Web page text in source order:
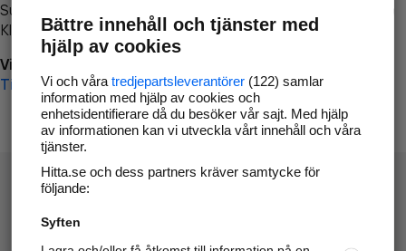
Surfa till
Klicka påTillbaka-knappen i webbläsaren och försök igen
Vi beklagar besväret!
Till startsidan
Hitta.se - Gratis nummerupplysning.
Bättre innehåll och tjänster med
hjälp av cookies
Vi och våra tredjepartsleverantörer(122) samlar
information med hjälp av cookies och
enhetsidentifierare då du besöker vår sajt. Med hjälp
av informationen kan vi utveckla vårt innehåll och våra
tjänster.
Hitta.se och dess partners kräver samtycke för
följande:
Syften